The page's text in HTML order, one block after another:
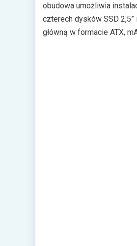
obudowa umożliwia
czterech dysków SSD 2,5”
główną w formacie ATX,